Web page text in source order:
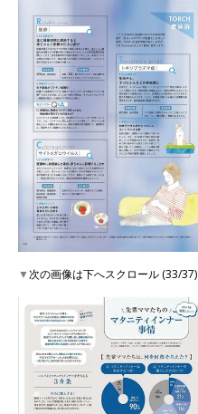
▼次の画像は下へスクロール (33/37)